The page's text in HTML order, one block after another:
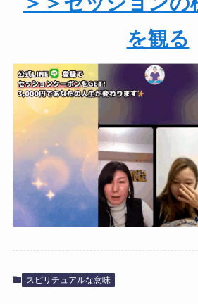
を観る
スピリチュアルな意味